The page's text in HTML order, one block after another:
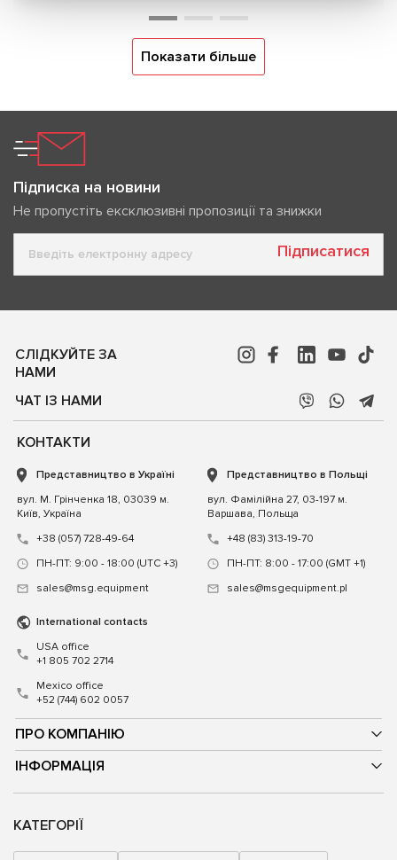
Показати більше
Підписка на новини
Не пропустіть ексклюзивні пропозиції та знижки
Підписатися
СЛІДКУЙТЕ ЗА
НАМИ
ЧАТ ІЗ НАМИ
ПРО КОМПАНІЮ
ІНФОРМАЦІЯ
КОНТАКТИ
Представництво в Україні
вул. М. Грінченка 18, 03039 м.
Київ, Україна
+38 (057) 728-49-64
ПН-ПТ: 9:00 - 18:00 (UTC +3)
sales@msg.equipment
Представництво в Польщі
вул. Фамілійна 27, 03-197 м.
Варшава, Польща
+48 (83) 313-19-70
ПН-ПТ: 8:00 - 17:00 (GMT +1)
sales@msgequipment.pl
International contacts
USA office
+1 805 702 2714
Mexico office
+52 (744) 602 0057
КАТЕГОРІЇ